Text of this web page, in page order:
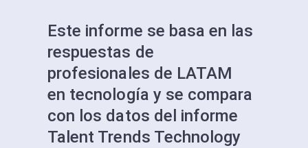
Este informe se basa en las
respuestas de
profesionales de LATAM
en tecnología y se compara
con los datos del informe
Talent Trends Technology